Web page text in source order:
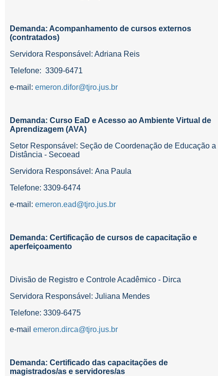
Demanda: Acompanhamento de cursos externos
(contratados)
Servidora Responsável: Adriana Reis
Telefone: 3309-6471
e-mail: emeron.difor@tjro.jus.br
Demanda: Curso EaD e Acesso ao Ambiente Virtual de
Aprendizagem (AVA)
Setor Responsável: Seção de Coordenação de Educação a
Distância - Secoead
Servidora Responsável: Ana Paula
Telefone: 3309-6474
e-mail: emeron.ead@tjro.jus.br
Demanda: Certificação de cursos de capacitação e
aperfeiçoamento
Divisão de Registro e Controle Acadêmico - Dirca
Servidora Responsável: Juliana Mendes
Telefone: 3309-6475
e-mail emeron.dirca@tjro.jus.br
Demanda: Certificado das capacitações de
magistrados/as e servidores/as